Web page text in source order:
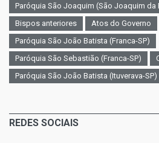
Paróquia São Joaquim (São Joaquim da
Bispos anteriores
Atos do Governo
Paróquia São João Batista (Franca-SP)
Paróquia São Sebastião (Franca-SP)
Paróquia São João Batista (Ituverava-SP)
REDES SOCIAIS